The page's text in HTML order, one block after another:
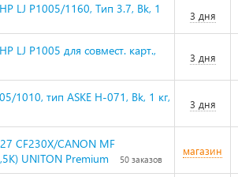
LJ P1005/1160, Тип 3.7, Bk, 1
3 дня
LJ P1005 для совмест. карт.,
3 дня
1010, тип ASKE H-071, Bk, 1 кг,
3 дня
CF230X/CANON MF
UNITON Premium
50 заказов
магазин